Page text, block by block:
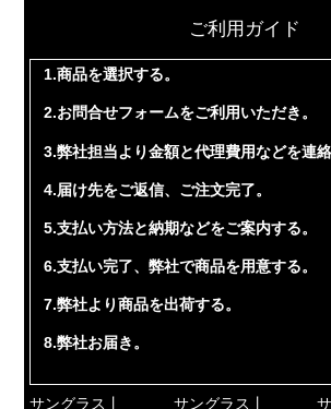
ご利用ガイド
1.商品を選択する。
2.お問合せフォームをご利用いただき。
3.弊社担当より金額と代理費用などを連絡
4.届け先をご返信、ご注文完了。
5.支払い方法と納期などをご案内する。
6.支払い完了、弊社で商品を用意する。
7.弊社より商品を出荷する。
8.弊社お届き。
サングラス丨 サングラス丨